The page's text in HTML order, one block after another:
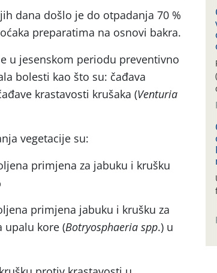
dana došlo je do otpadanja 70 %
preparatima na osnovi bakra.
u jesenskom periodu preventivno
bolesti kao što su: čađava
krastavosti krušaka (Venturia
vegetacije su:
primjena za jabuku i krušku
primjena jabuku i krušku za
upalu kore (Botryosphaeria spp.) u